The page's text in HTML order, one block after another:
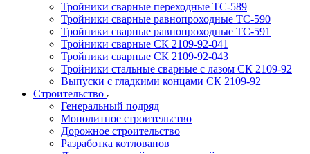
Тройники сварные переходные ТС-589
Тройники сварные равнопроходные ТС-590
Тройники сварные равнопроходные ТС-591
Тройники сварные СК 2109-92-041
Тройники сварные СК 2109-92-043
Тройники стальные сварные с лазом СК 2109-92
Выпуски с гладкими концами СК 2109-92
Строительство
Генеральный подряд
Монолитное строительство
Дорожное строительство
Разработка котлованов